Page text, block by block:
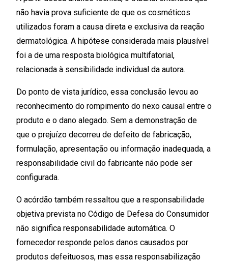
não havia prova suficiente de que os cosméticos
utilizados foram a causa direta e exclusiva da reação
dermatológica. A hipótese considerada mais plausível
foi a de uma resposta biológica multifatorial,
relacionada à sensibilidade individual da autora.
Do ponto de vista jurídico, essa conclusão levou ao
reconhecimento do rompimento do nexo causal entre o
produto e o dano alegado. Sem a demonstração de
que o prejuízo decorreu de defeito de fabricação,
formulação, apresentação ou informação inadequada, a
responsabilidade civil do fabricante não pode ser
configurada.
O acórdão também ressaltou que a responsabilidade
objetiva prevista no Código de Defesa do Consumidor
não significa responsabilidade automática. O
fornecedor responde pelos danos causados por
produtos defeituosos, mas essa responsabilização